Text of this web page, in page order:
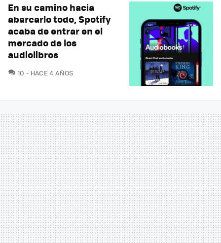
En su camino hacia
abarcarlo todo, Spotify
acaba de entrar en el
mercado de los
audiolibros
10 COMENTARIOS
HACE 4 AÑOS